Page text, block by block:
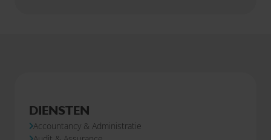
DIENSTEN
Accountancy & Administratie